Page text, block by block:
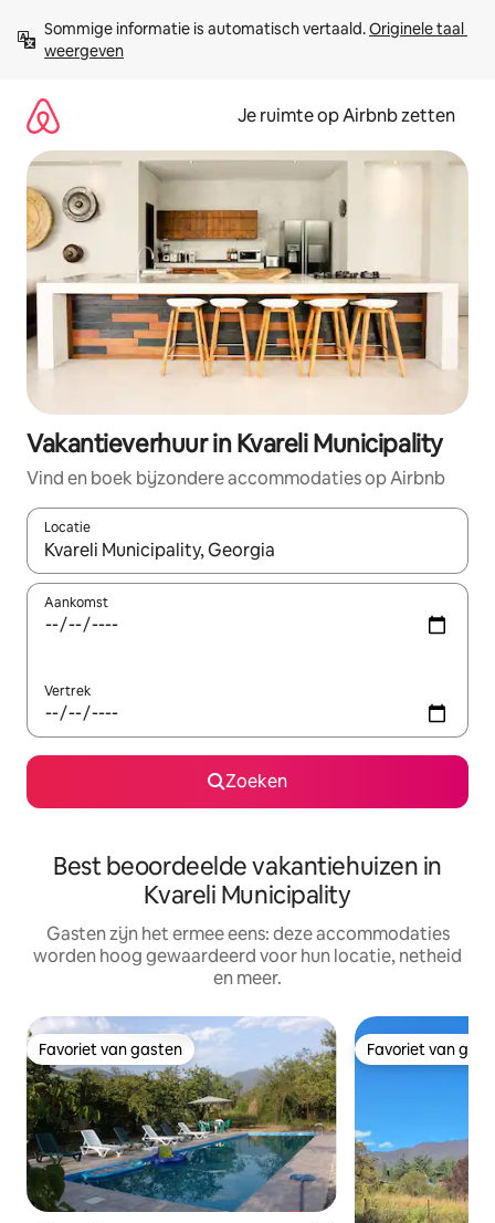
direct
naar
Sommige informatie is automatisch vertaald. Originele taal
weergeven
Je ruimte op Airbnb zetten
Vakantieverhuur in Kvareli Municipality
Vind en boek bijzondere accommodaties op Airbnb
Locatie
Wanneer er suggesties beschikbaar zijn, maak je een keuze
Aankomst
Vertrek
Zoeken
Best beoordeelde vakantiehuizen in
Kvareli Municipality
Gasten zijn het ermee eens: deze accommodaties
worden hoog gewaardeerd voor hun locatie, netheid
en meer.
Favoriet van gasten
Favoriet van gasten Favoriet van
Favoriet van